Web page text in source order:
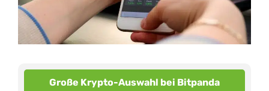
Große Krypto-Auswahl bei Bitpanda